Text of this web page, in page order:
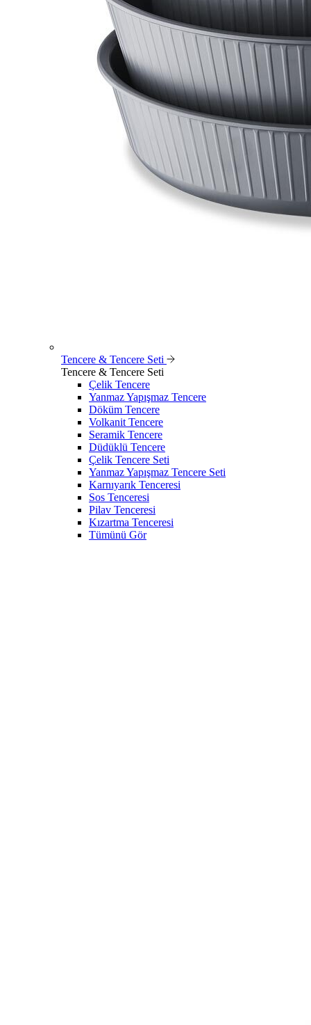
Tencere & Tencere Seti
Tencere & Tencere Seti
Çelik Tencere
Yanmaz Yapışmaz Tencere
Döküm Tencere
Volkanit Tencere
Seramik Tencere
Düdüklü Tencere
Çelik Tencere Seti
Yanmaz Yapışmaz Tencere Seti
Karnıyarık Tenceresi
Sos Tenceresi
Pilav Tenceresi
Kızartma Tenceresi
Tümünü Gör